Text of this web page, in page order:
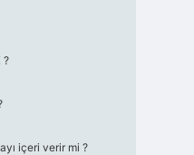
?
içeri verir mi ?